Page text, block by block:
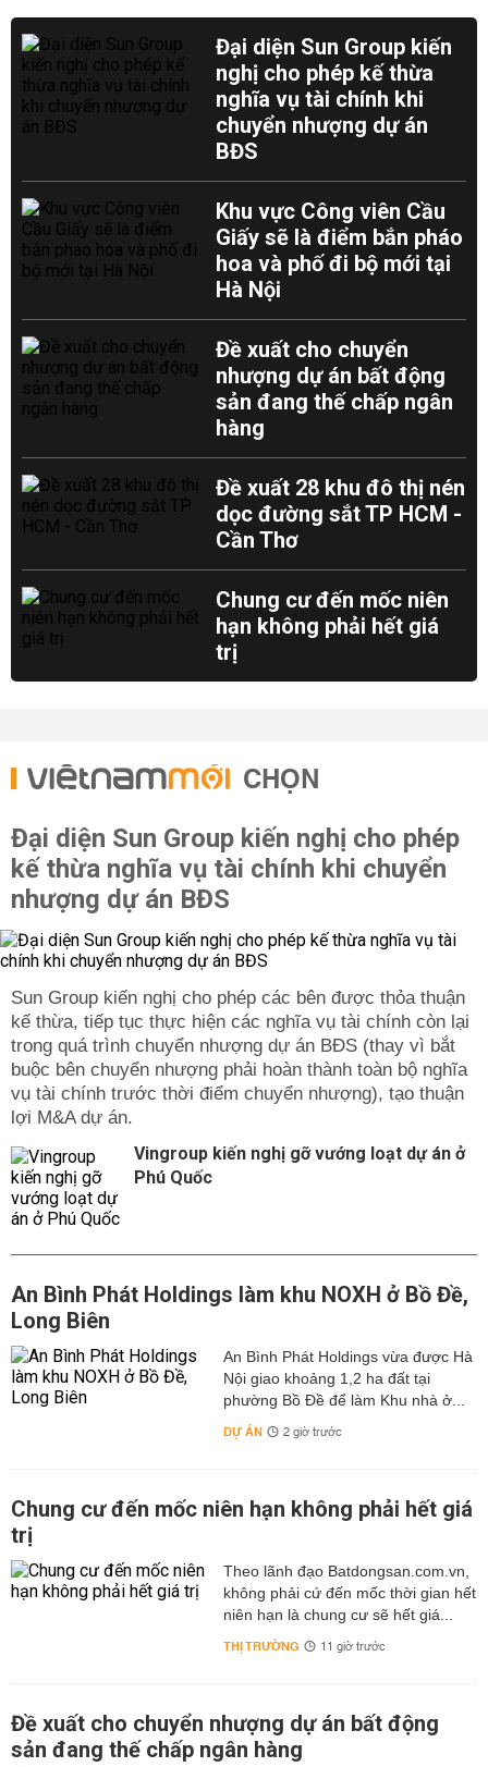
Đại diện Sun Group kiến
nghị cho phép kế thừa
nghĩa vụ tài chính khi
chuyển nhượng dự án
BĐS
Khu vực Công viên Cầu
Giấy sẽ là điểm bắn pháo
hoa và phố đi bộ mới tại
Hà Nội
Đề xuất cho chuyển
nhượng dự án bất động
sản đang thế chấp ngân
hàng
Đề xuất 28 khu đô thị nén
dọc đường sắt TP HCM -
Cần Thơ
Chung cư đến mốc niên
hạn không phải hết giá
trị
CHỌN
Đại diện Sun Group kiến nghị cho phép
kế thừa nghĩa vụ tài chính khi chuyển
nhượng dự án BĐS
Sun Group kiến nghị cho phép các bên được thỏa thuận
kế thừa, tiếp tục thực hiện các nghĩa vụ tài chính còn lại
trong quá trình chuyển nhượng dự án BĐS (thay vì bắt
buộc bên chuyển nhượng phải hoàn thành toàn bộ nghĩa
vụ tài chính trước thời điểm chuyển nhượng), tạo thuận
lợi M&A dự án.
Vingroup kiến nghị gỡ vướng loạt dự án ở
Phú Quốc
An Bình Phát Holdings làm khu NOXH ở Bồ Đề,
Long Biên
An Bình Phát Holdings vừa được Hà
Nội giao khoảng 1,2 ha đất tại
phường Bồ Đề để làm Khu nhà ở...
DỰ ÁN 2 giờ trước
Chung cư đến mốc niên hạn không phải hết giá
trị
Theo lãnh đạo Batdongsan.com.vn,
không phải cứ đến mốc thời gian hết
niên hạn là chung cư sẽ hết giá...
THỊ TRƯỜNG 11 giờ trước
Đề xuất cho chuyển nhượng dự án bất động
sản đang thế chấp ngân hàng